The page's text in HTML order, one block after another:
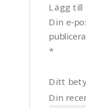
Lägg till
Din e-
*
Ditt
Din